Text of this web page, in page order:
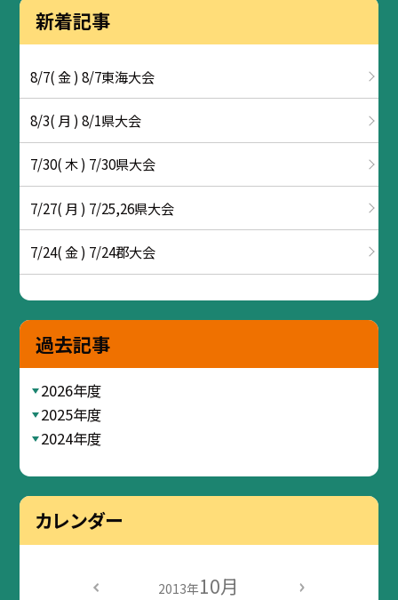
新着記事
8/7( 金 ) 8/7東海大会
8/3( 月 ) 8/1県大会
7/30( 木 ) 7/30県大会
7/27( 月 ) 7/25,26県大会
7/24( 金 ) 7/24郡大会
過去記事
2026年度
2025年度
2024年度
カレンダー
2013年10月